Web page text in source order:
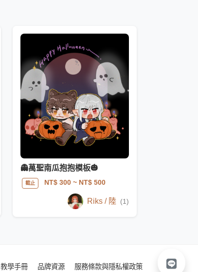
👻萬聖南瓜抱抱模板🎃
截止 NT$ 300~ NT$ 500
Riks / 陸 (1)
教學手冊 品牌資源 服務條款與隱私權政策